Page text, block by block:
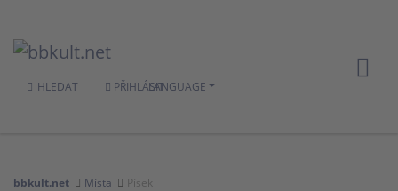
HLEDAT PŘIHLÁSITLANGUAGE
bbkult.net Místa Písek